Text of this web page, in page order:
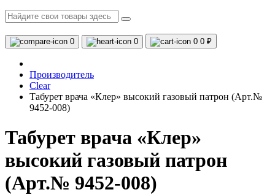
0 0 0 0 ₽
Производитель
Clear
Табурет врача «Клер» высокий газовый патрон (Арт.№
9452-008)
Табурет врача «Клер»
высокий газовый патрон
(Арт.№ 9452-008)